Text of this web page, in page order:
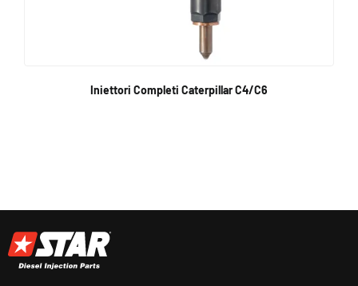
Iniettori Completi Caterpillar C4/C6